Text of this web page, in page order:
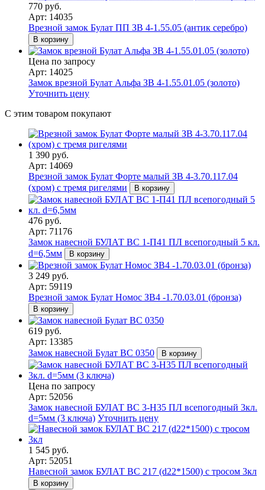
770 руб.
Арт: 14035
Врезной замок Булат ПП ЗВ 4-1.55.05 (антик серебро)
В корзину
Цена по запросу
Арт: 14025
Замок врезной Булат Альфа ЗВ 4-1.55.01.05 (золото)
Уточнить цену
С этим товаром покупают
1 390 руб.
Арт: 14069
Врезной замок Булат Форте малый ЗВ 4-3.70.117.04
(хром) с тремя ригелями
В корзину
476 руб.
Арт: 71176
Замок навесной БУЛАТ ВС 1-П41 ПЛ всепогодный 5 кл.
d=6,5мм
В корзину
3 249 руб.
Арт: 59119
Врезной замок Булат Номос ЗВ4 -1.70.03.01 (бронза)
В корзину
619 руб.
Арт: 13385
Замок навесной Булат ВС 0350
В корзину
Цена по запросу
Арт: 52056
Замок навесной БУЛАТ ВС 3-Н35 ПЛ всепогодный 3кл.
d=5мм (3 ключа) Уточнить цену
1 545 руб.
Арт: 52051
Навесной замок БУЛАТ ВС 217 (d22*1500) с тросом 3кл
В корзину